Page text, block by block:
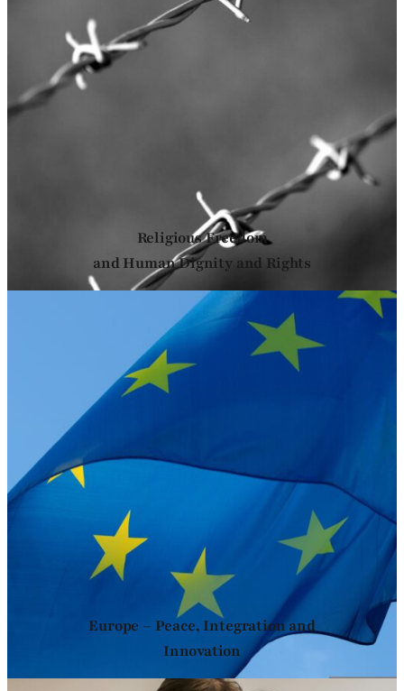
Religious Freedom
and Human Dignity and Rights
Europe – Peace, Integration and
Innovation